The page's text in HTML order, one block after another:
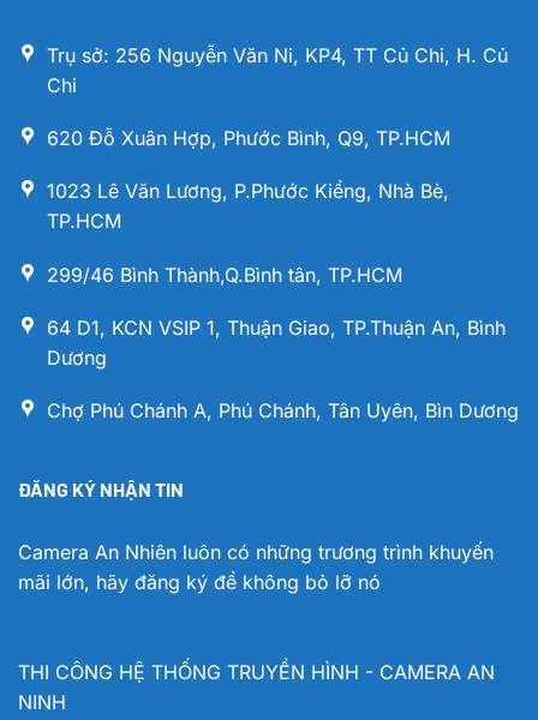
Trụ sở: 256 Nguyễn Văn Ni, KP4, TT Củ Chi, H. Củ
Chi
620 Đỗ Xuân Hợp, Phước Bình, Q9, TP.HCM
1023 Lê Văn Lương, P.Phước Kiểng, Nhà Bè,
TP.HCM
299/46 Bình Thành,Q.Bình tân, TP.HCM
64 D1, KCN VSIP 1, Thuận Giao, TP.Thuận An, Bình
Dương
Chợ Phú Chánh A, Phú Chánh, Tân Uyên, Bìn Dương
ĐĂNG KÝ NHẬN TIN
Camera An Nhiên luôn có những trương trình khuyến
mãi lớn, hãy đăng ký để không bỏ lỡ nó
THI CÔNG HỆ THỐNG TRUYỀN HÌNH - CAMERA AN
NINH